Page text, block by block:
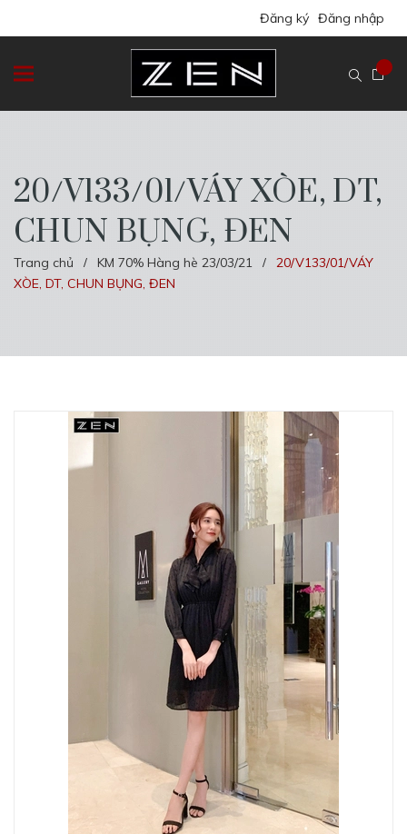
Đăng ký Đăng nhập
20/V133/01/VÁY XÒE, DT,
CHUN BỤNG, ĐEN
Trang chủ / KM 70% Hàng hè 23/03/21 /
20/V133/01/VÁY
XÒE, DT, CHUN BỤNG, ĐEN